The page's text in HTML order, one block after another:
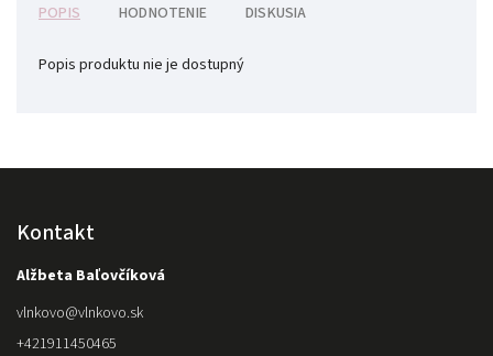
POPIS HODNOTENIE DISKUSIA
Popis produktu nie je dostupný
Kontakt
Alžbeta Baľovčíková
vlnkovo@vlnkovo.sk
+421911450465